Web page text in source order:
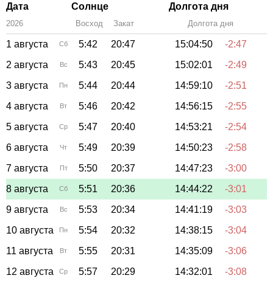
Дата Солнце Долгота дня
2026 Восход Закат Долгота дня
1 августа Сб 5:42 20:47 15:04:50
-2:47
2 августа
Вс 5:43 20:45 15:02:01
-2:49
3 августа
Пн 5:44 20:44 14:59:10
-2:51
4 августа
Вт 5:46 20:42 14:56:15
-2:55
5 августа
Ср 5:47 20:40 14:53:21
-2:54
6 августа
Чт 5:49 20:39 14:50:23
-2:58
7 августа
Пт 5:50 20:37 14:47:23
-3:00
8 августа
Сб 5:51 20:36 14:44:22
-3:01
9 августа
Вс 5:53 20:34 14:41:19
-3:03
10 августа
Пн 5:54 20:32 14:38:15
-3:04
11 августа
Вт 5:55 20:31 14:35:09
-3:06
12 августа
Ср 5:57 20:29 14:32:01
-3:08